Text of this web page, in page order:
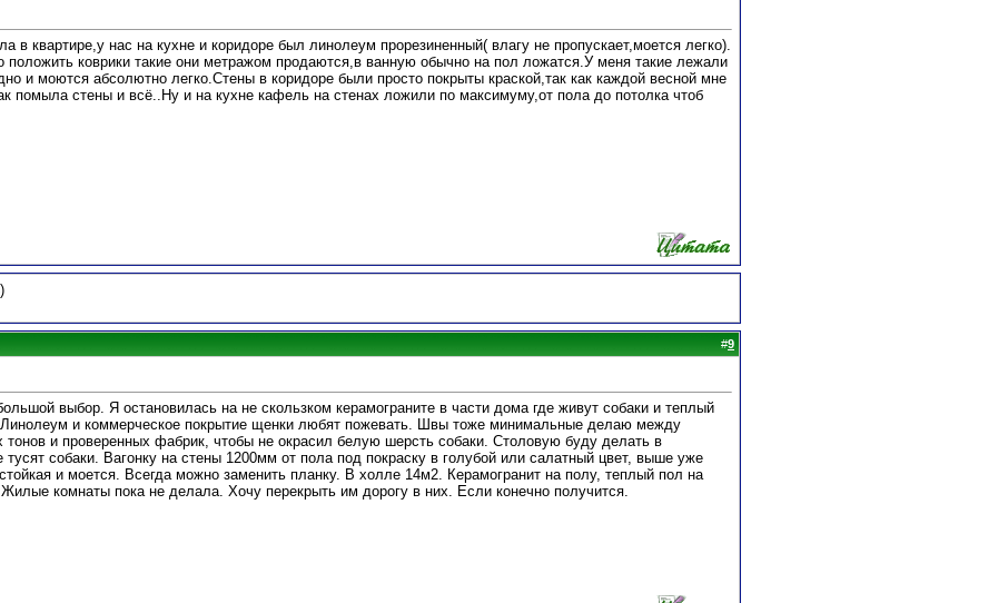
в квартире,у нас на кухне и коридоре был линолеум прорезиненный( влагу не пропускает,моется легко).
коврики такие они метражом продаются,в ванную обычно на пол ложатся.У меня такие лежали
и моются абсолютно легко.Стены в коридоре были просто покрыты краской,так как каждой весной мне
помыла стены и всё..Ну и на кухне кафель на стенах ложили по максимуму,от пола до потолка чтоб
#9
выбор. Я остановилась на не скользком керамограните в части дома где живут собаки и теплый
и коммерческое покрытие щенки любят пожевать. Швы тоже минимальные делаю между
и проверенных фабрик, чтобы не окрасил белую шерсть собаки. Столовую буду делать в
тусят собаки. Вагонку на стены 1200мм от пола под покраску в голубой или салатный цвет, выше уже
и моется. Всегда можно заменить планку. В холле 14м2. Керамогранит на полу, теплый пол на
комнаты пока не делала. Хочу перекрыть им дорогу в них. Если конечно получится.